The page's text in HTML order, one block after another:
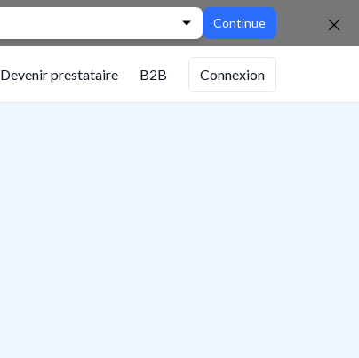
Continue
Devenir prestataire B2B Connexion